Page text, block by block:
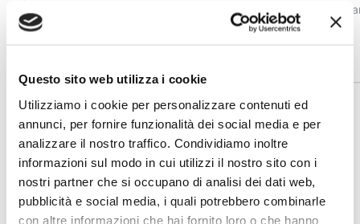
Questo sito web utilizza i cookie
Utilizziamo i cookie per personalizzare contenuti ed
annunci, per fornire funzionalità dei social media e per
analizzare il nostro traffico. Condividiamo inoltre
informazioni sul modo in cui utilizzi il nostro sito con i
nostri partner che si occupano di analisi dei dati web,
pubblicità e social media, i quali potrebbero combinarle
con altre informazioni che hai fornito loro o che hanno
Fare ricerche di mercato su Google
Trends
Se in passato, prima dell’avvento di Internet, era
inevitabile rivolgersi a società di ricerca